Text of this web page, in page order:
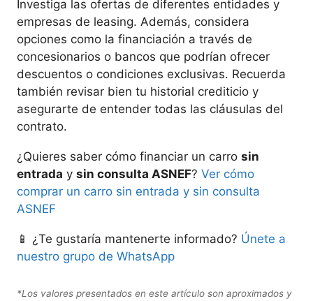
Investiga las ofertas de diferentes entidades y
empresas de leasing. Además, considera
opciones como la financiación a través de
concesionarios o bancos que podrían ofrecer
descuentos o condiciones exclusivas. Recuerda
también revisar bien tu historial crediticio y
asegurarte de entender todas las cláusulas del
contrato.
¿Quieres saber cómo financiar un carro sin
entrada y sin consulta ASNEF? Ver cómo
comprar un carro sin entrada y sin consulta
ASNEF
📱 ¿Te gustaría mantenerte informado? Únete a
nuestro grupo de WhatsApp
*Los valores presentados en este artículo son aproximados y